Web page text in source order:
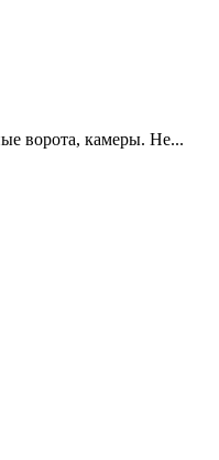
ворота, камеры. Не...